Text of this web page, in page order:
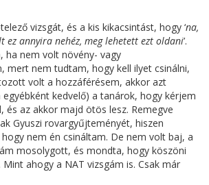
vizsgát, és a kis kikacsintást, hogy ‘na,
ez annyira nehéz, meg lehetett ezt oldani’.
ha nem volt növény- vagy
mert nem tudtam, hogy kell ilyet csinálni,
volt a hozzáférésem, akkor azt
kedvelő) a tanárok, hogy kérjem
és az akkor majd ötös lesz. Remegve
Gyuszi rovargyűjteményét, hiszen
nem én csináltam. De nem volt baj, a
mosolygott, és mondta, hogy köszöni
ahogy a NAT vizsgám is. Csak már